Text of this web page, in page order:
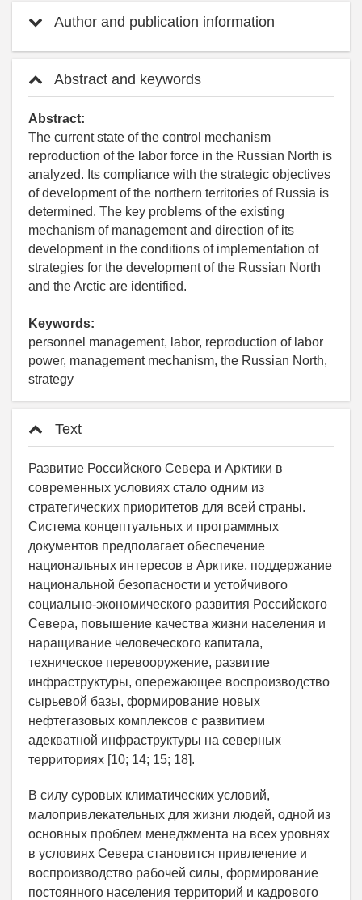
Author and publication information
Abstract and keywords
Abstract:
The current state of the control mechanism
reproduction of the labor force in the Russian North is
analyzed. Its compliance with the strategic objectives
of development of the northern territories of Russia is
determined. The key problems of the existing
mechanism of management and direction of its
development in the conditions of implementation of
strategies for the development of the Russian North
and the Arctic are identified.
Keywords:
personnel management, labor, reproduction of labor
power, management mechanism, the Russian North,
strategy
Text
Развитие Российского Севера и Арктики в
современных условиях стало одним из
стратегических приоритетов для всей страны.
Система концептуальных и программных
документов предполагает обеспечение
национальных интересов в Арктике, поддержание
национальной безопасности и устойчивого
социально-экономического развития Российского
Севера, повышение качества жизни населения и
наращивание человеческого капитала,
техническое перевооружение, развитие
инфраструктуры, опережающее воспроизводство
сырьевой базы, формирование новых
нефтегазовых комплексов с развитием
адекватной инфраструктуры на северных
территориях [10; 14; 15; 18].
В силу суровых климатических условий,
малопривлекательных для жизни людей, одной из
основных проблем менеджмента на всех уровнях
в условиях Севера становится привлечение и
воспроизводство рабочей силы, формирование
постоянного населения территорий и кадрового